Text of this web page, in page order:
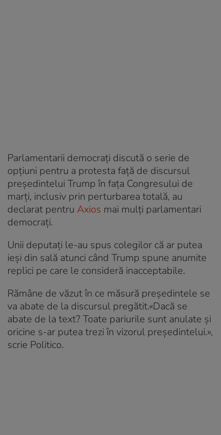
Parlamentarii democrați discută o serie de
opțiuni pentru a protesta față de discursul
președintelui Trump în fața Congresului de
marți, inclusiv prin perturbarea totală, au
declarat pentru Axios mai mulți parlamentari
democrați.
Unii deputați le-au spus colegilor că ar putea
ieși din sală atunci când Trump spune anumite
replici pe care le consideră inacceptabile.
Rămâne de văzut în ce măsură președintele se
va abate de la discursul pregătit.«Dacă se
abate de la text? Toate pariurile sunt anulate și
oricine s-ar putea trezi în vizorul președintelui.»,
scrie Politico.